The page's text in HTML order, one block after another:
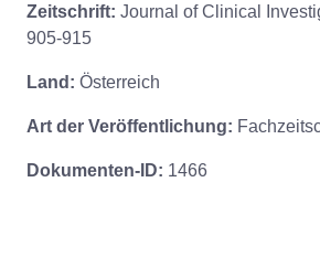
Zeitschrift: Journal of Clinical
905-915
Land: Österreich
Art der Veröffentlichung:
Dokumenten-ID: 1466